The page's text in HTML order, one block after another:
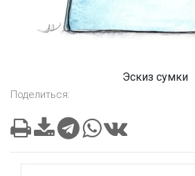
Эскиз сумки
Поделиться: